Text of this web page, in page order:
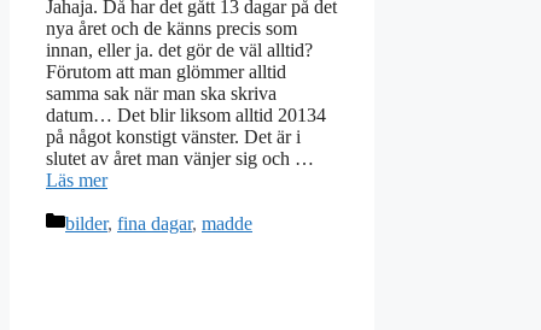
Jahaja. Då har det gått 13 dagar på det
nya året och de känns precis som
innan, eller ja. det gör de väl alltid?
Förutom att man glömmer alltid
samma sak när man ska skriva
datum… Det blir liksom alltid 20134
på något konstigt vänster. Det är i
slutet av året man vänjer sig och …
Läs mer
Kategorier
bilder, fina dagar, madde